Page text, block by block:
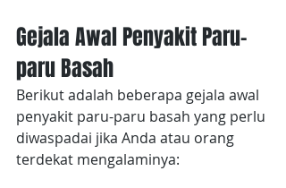
Gejala Awal Penyakit Paru-
paru Basah
Berikut adalah beberapa gejala awal
penyakit paru-paru basah yang perlu
diwaspadai jika Anda atau orang
terdekat mengalaminya: